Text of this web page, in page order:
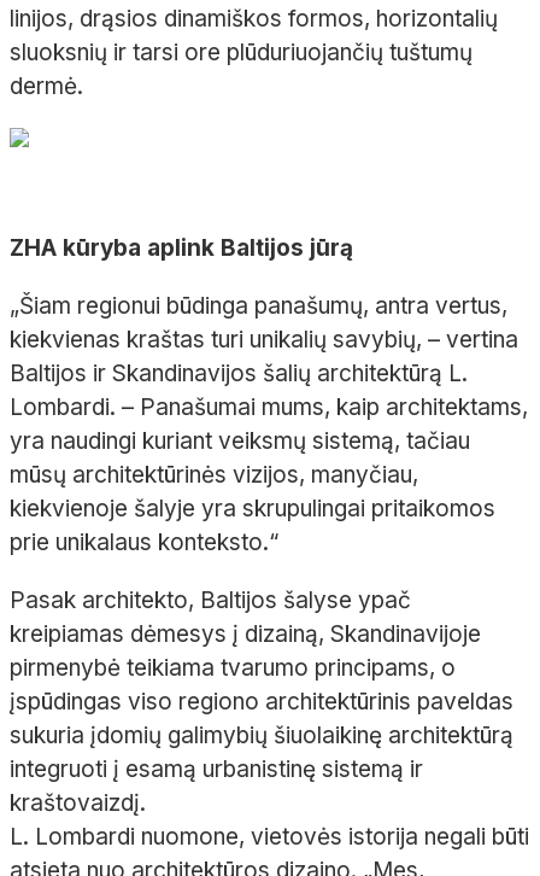
linijos, drąsios dinamiškos formos, horizontalių
sluoksnių ir tarsi ore plūduriuojančių tuštumų
dermė.
ZHA kūryba aplink Baltijos jūrą
„Šiam regionui būdinga panašumų, antra vertus,
kiekvienas kraštas turi unikalių savybių, – vertina
Baltijos ir Skandinavijos šalių architektūrą L.
Lombardi. – Panašumai mums, kaip architektams,
yra naudingi kuriant veiksmų sistemą, tačiau
mūsų architektūrinės vizijos, manyčiau,
kiekvienoje šalyje yra skrupulingai pritaikomos
prie unikalaus konteksto.“
Pasak architekto, Baltijos šalyse ypač
kreipiamas dėmesys į dizainą, Skandinavijoje
pirmenybė teikiama tvarumo principams, o
įspūdingas viso regiono architektūrinis paveldas
sukuria įdomių galimybių šiuolaikinę architektūrą
integruoti į esamą urbanistinę sistemą ir
kraštovaizdį.
L. Lombardi nuomone, vietovės istorija negali būti
atsieta nuo architektūros dizaino. „Mes,